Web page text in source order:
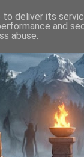
deliver its
and
abuse.